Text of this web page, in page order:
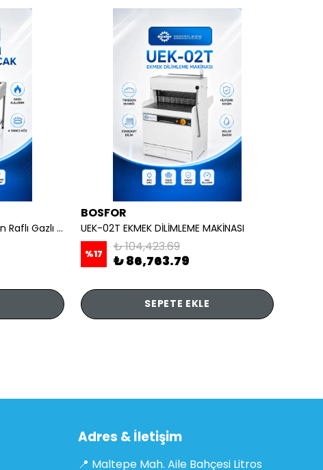
OCAKLAR - 4 lü Ayaklı Taban Raflı Gazlı CE
BOSFOR
UEK-02T EKMEK DİLİMLEME MAKİNASI
%17 ₺ 104,423.69
₺ 86,763.79
SEPETE EKLE
Adres & İletişim
📍 Maltepe Mah. Aile Bahçesi Litros